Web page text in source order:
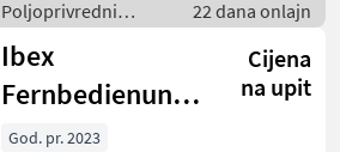
Poljoprivredni
motorni strojevi /
Motokultivatori i
motorne freze
22 dana onlajn
Ibex
Fernbedienung,
Fernsteuerung
Cijena
na upit
God. pr. 2023